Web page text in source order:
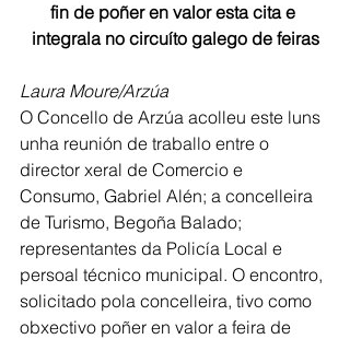
fin de poñer en valor esta cita e
integrala no circuíto galego de feiras
Laura Moure/Arzúa
O Concello de Arzúa acolleu este luns
unha reunión de traballo entre o
director xeral de Comercio e
Consumo, Gabriel Alén; a concelleira
de Turismo, Begoña Balado;
representantes da Policía Local e
persoal técnico municipal. O encontro,
solicitado pola concelleira, tivo como
obxectivo poñer en valor a feira de